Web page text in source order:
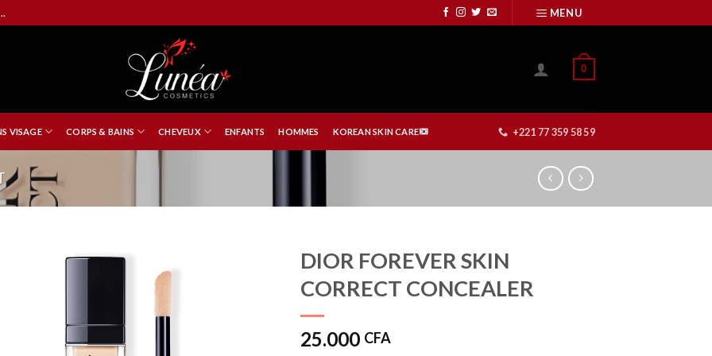
MENU
0
VISAGE CORPS & BAINS CHEVEUX ENFANTS HOMMES KOREAN SKIN CARE +221 77 359 58 59
DIOR FOREVER SKIN
CORRECT CONCEALER
25.000 CFA